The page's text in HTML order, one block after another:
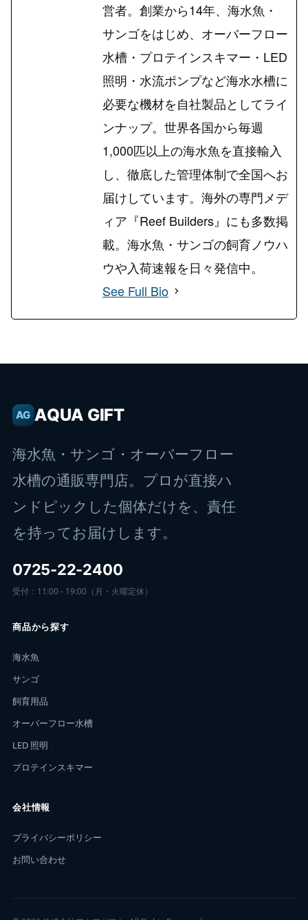
営者。創業から14年、海水魚・
サンゴをはじめ、オーバーフロー
水槽・プロテインスキマー・LED
照明・水流ポンプなど海水水槽に
必要な機材を自社製品としてライ
ンナップ。世界各国から毎週
1,000匹以上の海水魚を直接輸入
し、徹底した管理体制で全国へお
届けしています。海外の専門メデ
ィア『Reef Builders』にも多数掲
載。海水魚・サンゴの飼育ノウハ
ウや入荷速報を日々発信中。
See Full Bio
AG AQUA GIFT
海水魚・サンゴ・オーバーフロー
水槽の通販専門店。プロが直接ハ
ンドピックした個体だけを、責任
を持ってお届けします。
0725-22-2400
受付：11:00 - 19:00（月・火曜定休）
商品から探す
海水魚
サンゴ
飼育用品
オーバーフロー水槽
LED 照明
プロテインスキマー
会社情報
プライバシーポリシー
お問い合わせ